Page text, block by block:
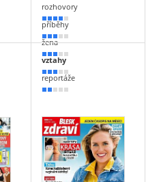
rozhovory
70 %
příběhy
60 %
žena
50 %
vztahy
50 %
reportáže
40 %